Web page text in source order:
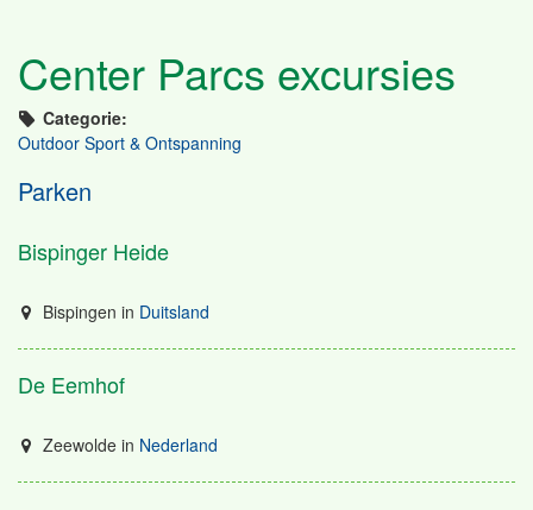
Center Parcs excursies
Categorie:
Outdoor Sport & Ontspanning
Parken
Bispinger Heide
Bispingen in Duitsland
De Eemhof
Zeewoldein Nederland